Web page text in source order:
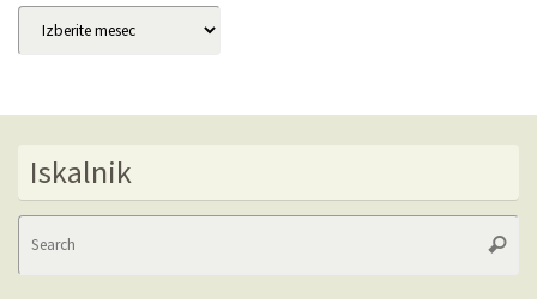
Arhivi
Iskalnik